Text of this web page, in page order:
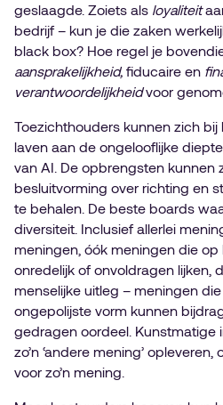
geslaagde. Zoiets als loyaliteit
bedrijf – kun je die zaken
black box? Hoe regel je
aansprakelijkheid,fiducaire en
verantwoordelijkheidvoor
Toezichthouders kunnen zich bij
laven aan de ongelooflijke diepte
van AI. De opbrengsten kunnen
besluitvorming over richting en
te behalen. De beste boards
diversiteit. Inclusief allerlei
meningen, óók meningen die op
onredelijk of onvoldragen lijken,
menselijke uitleg – meningen die
ongepolijste vorm kunnen
gedragen oordeel. Kunstmatige
zo’n ‘andere mening’ opleveren,
voor zo’n mening.